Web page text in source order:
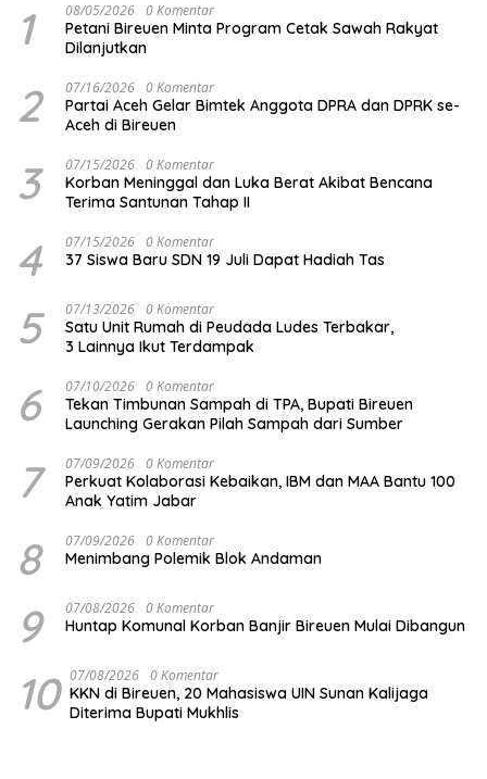
1 08/05/2026 0 Komentar
Petani Bireuen Minta Program Cetak Sawah Rakyat
Dilanjutkan
2 07/16/2026 0 Komentar
Partai Aceh Gelar Bimtek Anggota DPRA dan DPRK se-
Aceh di Bireuen
3 07/15/2026 0 Komentar
Korban Meninggal dan Luka Berat Akibat Bencana
Terima Santunan Tahap II
4 07/15/2026 0 Komentar
37 Siswa Baru SDN 19 Juli Dapat Hadiah Tas
5 07/13/2026 0 Komentar
Satu Unit Rumah di Peudada Ludes Terbakar,
3 Lainnya Ikut Terdampak
6 07/10/2026 0 Komentar
Tekan Timbunan Sampah di TPA, Bupati Bireuen
Launching Gerakan Pilah Sampah dari Sumber
7 07/09/2026 0 Komentar
Perkuat Kolaborasi Kebaikan, IBM dan MAA Bantu 100
Anak Yatim Jabar
8 07/09/2026 0 Komentar
Menimbang Polemik Blok Andaman
9 07/08/2026 0 Komentar
Huntap Komunal Korban Banjir Bireuen Mulai Dibangun
10 07/08/2026 0 Komentar
KKN di Bireuen, 20 Mahasiswa UIN Sunan Kalijaga